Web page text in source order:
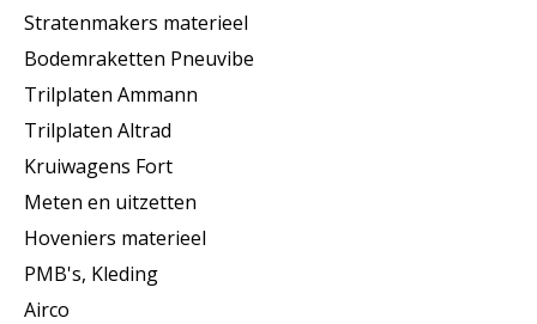
Stratenmakers materieel
Bodemraketten Pneuvibe
Trilplaten Ammann
Trilplaten Altrad
Kruiwagens Fort
Meten en uitzetten
Hoveniers materieel
PMB's, Kleding
Airco